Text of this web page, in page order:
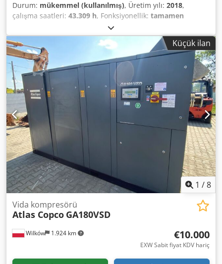
Durum: mükemmel (kullanılmış), Üretim yılı: 2018,
çalışma saatleri: 43.309 h, Fonksiyonellik: tamamen
, Vida kompresörü, Atlas Copco GA75VSD+FF
Frekans dönüştürücü ve kurutucu entegre 75 kW 12,75 bar
Dsdpfozp Urwjx Ag Dekr 15,50 m³/dak İmalat yılı: 2018
Çalışma saati: 43.309
Küçük ilan
1 /8
Wilków 1.924 km
Vida kompresörü
Atlas Copco GA180VSD
€10.000
EXW Sabit fiyat KDV hariç